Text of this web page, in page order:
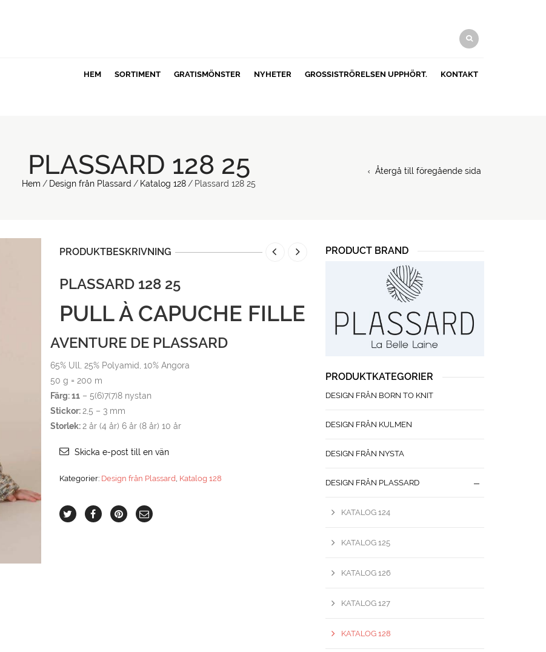
HEM SORTIMENT GRATISMÖNSTER NYHETER GROSSISTRÖRELSEN UPPHÖRT. KONTAKT
PLASSARD 128 25
Hem / Design från Plassard / Katalog 128 / Plassard 128 25
Återgå till föregående sida
PRODUKTBESKRIVNING
PLASSARD 128 25
PULL À CAPUCHE FILLE
AVENTURE DE PLASSARD
65% Ull, 25% Polyamid, 10% Angora
50 g = 200 m
Färg: 11– 5(6)7(7)8 nystan
Stickor: 2,5 – 3 mm
Storlek: 2 år (4 år) 6 år (8 år) 10 år
Skicka e-post till en vän
Kategorier: Design från Plassard, Katalog 128
PRODUCT BRAND
PRODUKTKATEGORIER
DESIGN FRÅN BORN TO KNIT
DESIGN FRÅN KULMEN
DESIGN FRÅN NYSTA
DESIGN FRÅN PLASSARD
KATALOG 124
KATALOG 125
KATALOG 126
KATALOG 127
KATALOG 128